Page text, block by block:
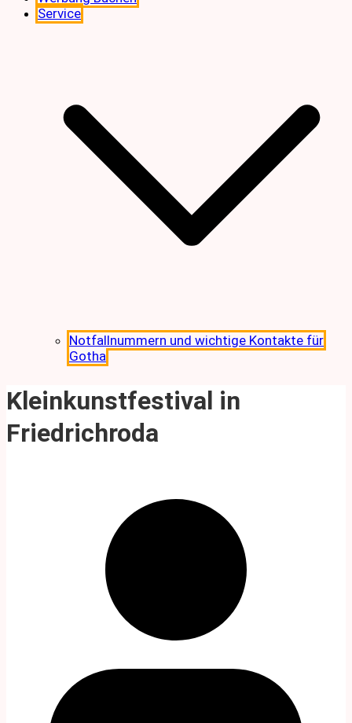
Service
Notfallnummern und wichtige Kontakte für
Gotha
Kleinkunstfestival in
Friedrichroda